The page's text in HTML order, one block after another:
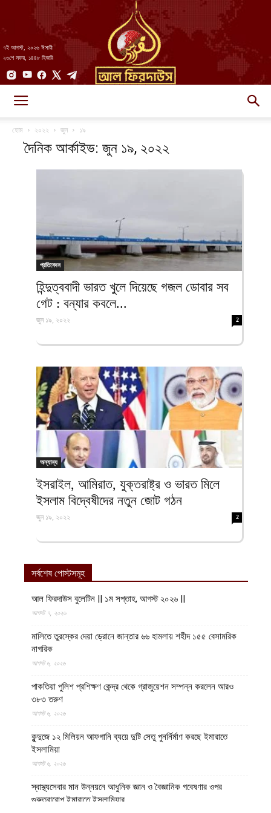
৭ই আগস্ট, ২০২৬ ঈসায়ী
২৩শে সফর, ১৪৪৮ হিজরি
ফিরদাউস
হোম ২০২২ জুন ১৯
দৈনিক আর্কাইভ: জুন ১৯, ২০২২
প্রতিবেদন
হিন্দুত্ববাদী ভারত খুলে দিয়েছে গজল ডোবার সব
গেট : বন্যার কবলে...
জুন ১৯, ২০২২ 2
অন্যান্য
ইসরাইল, আমিরাত, যুক্তরাষ্ট্র ও ভারত মিলে
ইসলাম বিদ্বেষীদের নতুন জোট গঠন
জুন ১৯, ২০২২ 2
সর্বশেষ পোস্টসমূহ
আল ফিরদাউস বুলেটিন || ১ম সপ্তাহ, আগস্ট ২০২৬ ||
আগস্ট ৭, ২০২৬
মালিতে তুরস্কের দেয়া ড্রোনে জান্তার ৬৬ হামলায় শহীদ ১৫৫ বেসামরিক
নাগরিক
আগস্ট ৬, ২০২৬
পাকতিয়া পুলিশ প্রশিক্ষণ কেন্দ্র থেকে গ্রাজুয়েশন সম্পন্ন করলেন আরও
৩৮৩ তরুণ
আগস্ট ৬, ২০২৬
কুন্দুজে ১২ মিলিয়ন আফগানি ব্যয়ে দুটি সেতু পুনর্নির্মাণ করছে ইমারাতে
ইসলামিয়া
আগস্ট ৬, ২০২৬
স্বাস্থ্যসেবার মান উন্নয়নে আধুনিক জ্ঞান ও বৈজ্ঞানিক গবেষণার ওপর
গুরুত্বারোপ ইমারাতে ইসলামিয়ার